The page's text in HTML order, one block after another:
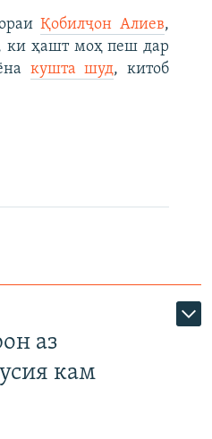
Қобилҷон Алиев,
ки ҳашт моҳ пеш дар
кушта шуд, китоб
аз
кам